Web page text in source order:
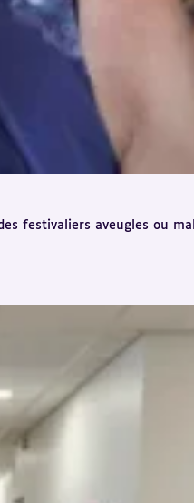
festivaliers aveugles ou